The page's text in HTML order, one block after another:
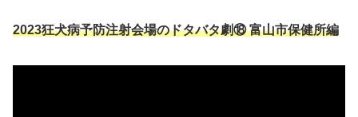
​2023狂犬病予防注射会場のドタバタ劇⑱ 富山市保健所編